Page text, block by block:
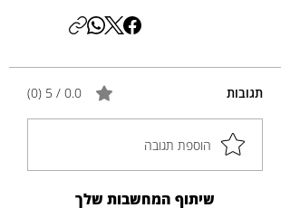
תגובות 0.0 / 5 ‏(0)
הוספת תגובה
שיתוף המחשבות שלך